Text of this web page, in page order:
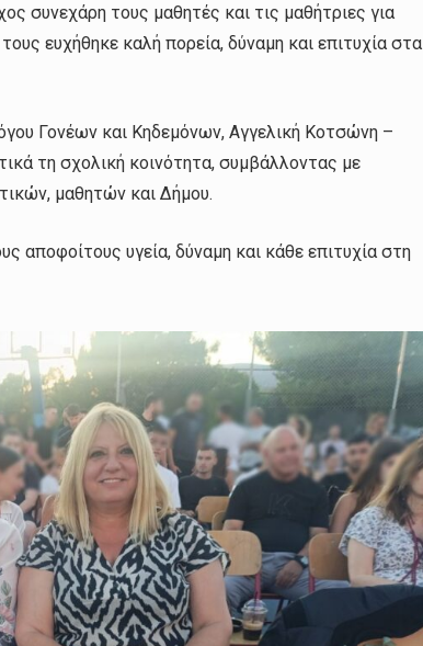
συνεχάρη τους μαθητές και τις μαθήτριες για
ευχήθηκε καλή πορεία, δύναμη και επιτυχία στα
Γονέων και Κηδεμόνων, Αγγελική Κοτσώνη –
τη σχολική κοινότητα, συμβάλλοντας με
μαθητών και Δήμου.
αποφοίτους υγεία, δύναμη και κάθε επιτυχία στη